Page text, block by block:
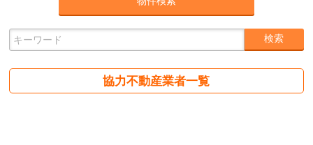
協力不動産業者一覧